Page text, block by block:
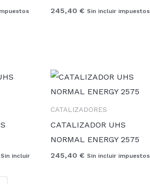
245,40 € Sin incluir impuestos
€
Sin incluir
CATALIZADORES
CATALIZADOR UHS
NORMAL ENERGY 2575
245,40 € Sin incluir impuestos